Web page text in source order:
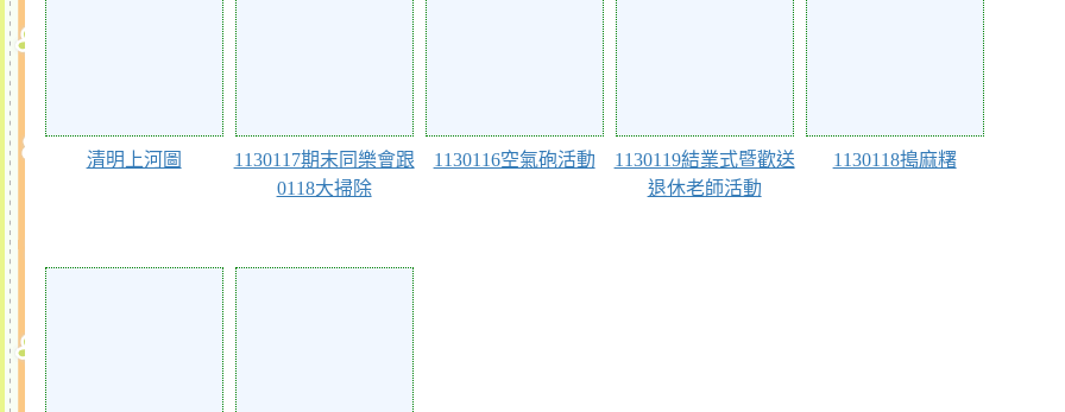
清明上河圖
1130117期末同樂會跟
0118大掃除
1130116空氣砲活動
1130119結業式暨歡送
退休老師活動
1130118搗麻糬